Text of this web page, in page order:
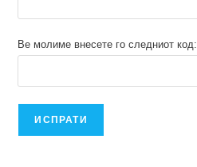
Ве молиме внесете го следниот код: